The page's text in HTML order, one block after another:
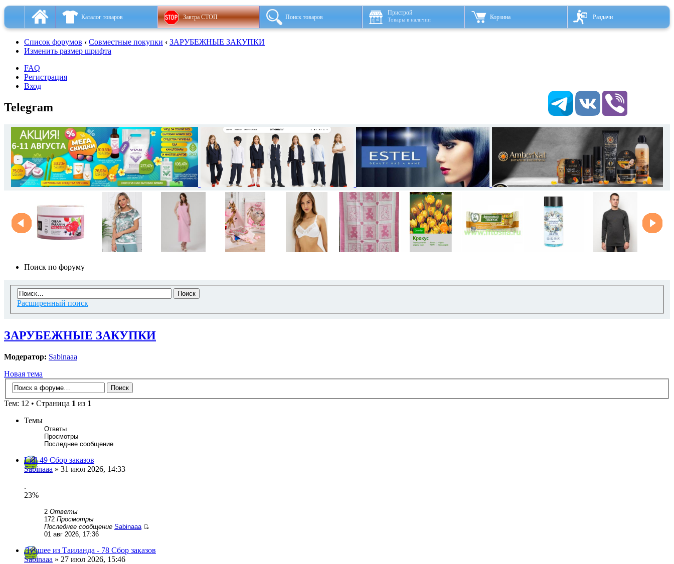
Каталог товаров Завтра СТОП Поиск товаров
Пристрой
Товары в наличии Корзина Раздачи
Список форумов ‹ Совместные покупки ‹ ЗАРУБЕЖНЫЕ ЗАКУПКИ
Изменить размер шрифта
FAQ
Регистрация
Вход
Telegram
Поиск по форуму
Расширенный поиск
ЗАРУБЕЖНЫЕ ЗАКУПКИ
Модератор: Sabinaaa
Новая тема
Тем: 12 • Страница 1 из 1
Темы
Ответы
Просмотры
Последнее сообщение
Lidl-49 Сбор заказов
Sabinaaa » 31 июл 2026, 14:33
.
23%
2 Ответы
172 Просмотры
Последнее сообщение Sabinaaa
01 авг 2026, 17:36
Лучшее из Таиланда - 78 Сбор заказов
Sabinaaa » 27 июл 2026, 15:46